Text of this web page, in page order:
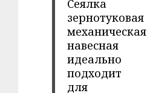
Сеялка
зернотуковая
механическая
навесная
идеально
подходит
для